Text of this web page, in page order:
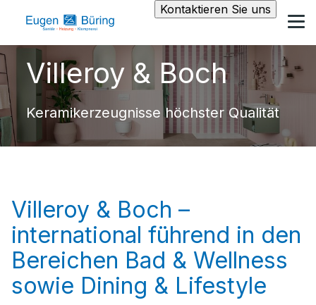
Kontaktieren Sie uns
Villeroy & Boch
Keramikerzeugnisse höchster Qualität
Villeroy & Boch –
international führend in den
Bereichen Bad & Wellness
sowie Dining & Lifestyle